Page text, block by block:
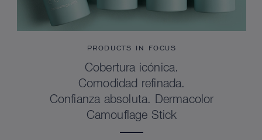
PRODUCTS IN FOCUS
Cobertura icónica.
Comodidad refinada.
Confianza absoluta. Dermacolor
Camouflage Stick